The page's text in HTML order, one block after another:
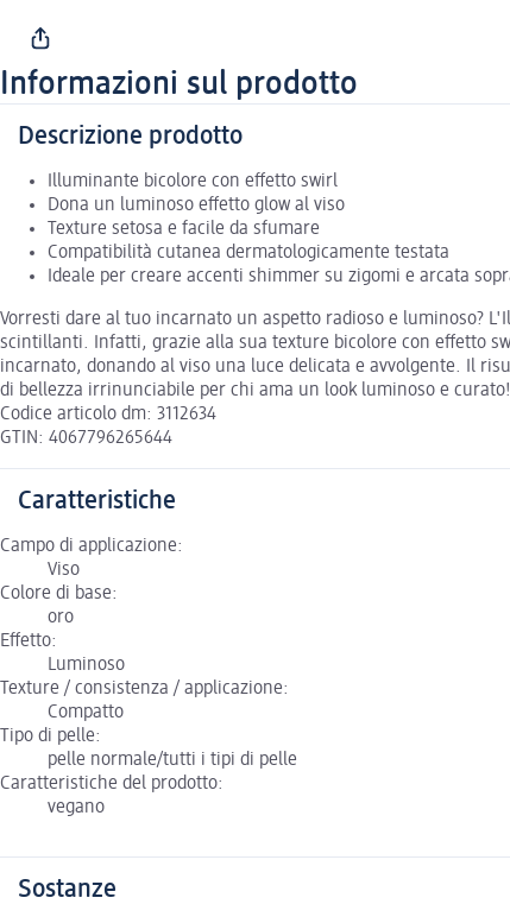
Informazioni sul prodotto
Descrizione prodotto
Illuminante bicolore con effetto swirl
Dona un luminoso effetto glow al viso
Texture setosa e facile da sfumare
Compatibilità cutanea dermatologicamente testata
Ideale per creare accenti shimmer su zigomi e arcata
Vorresti dare al tuo incarnato un aspetto radioso e luminoso?
scintillanti. Infatti, grazie alla sua texture bicolore con effetto
incarnato, donando al viso una luce delicata e avvolgente. Il
di bellezza irrinunciabile per chi ama un look luminoso e curato!
Codice articolo dm: 3112634
GTIN: 4067796265644
Caratteristiche
Campo di applicazione:
Viso
Colore di base:
oro
Effetto:
Luminoso
Texture / consistenza / applicazione:
Compatto
Tipo di pelle:
pelle normale/tutti i tipi di pelle
Caratteristiche del prodotto:
vegano
Sostanze